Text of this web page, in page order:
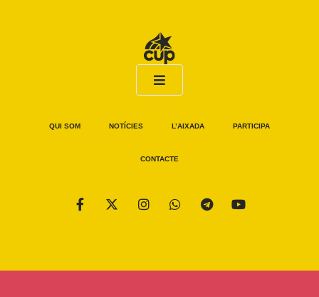
QUI SOM NOTÍCIES L’AIXADA PARTICIPA
CONTACTE